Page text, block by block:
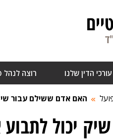
עורכי הדין שלנו רוצה לנהל
האם אדם ששילם עבור
יכול לתבוע